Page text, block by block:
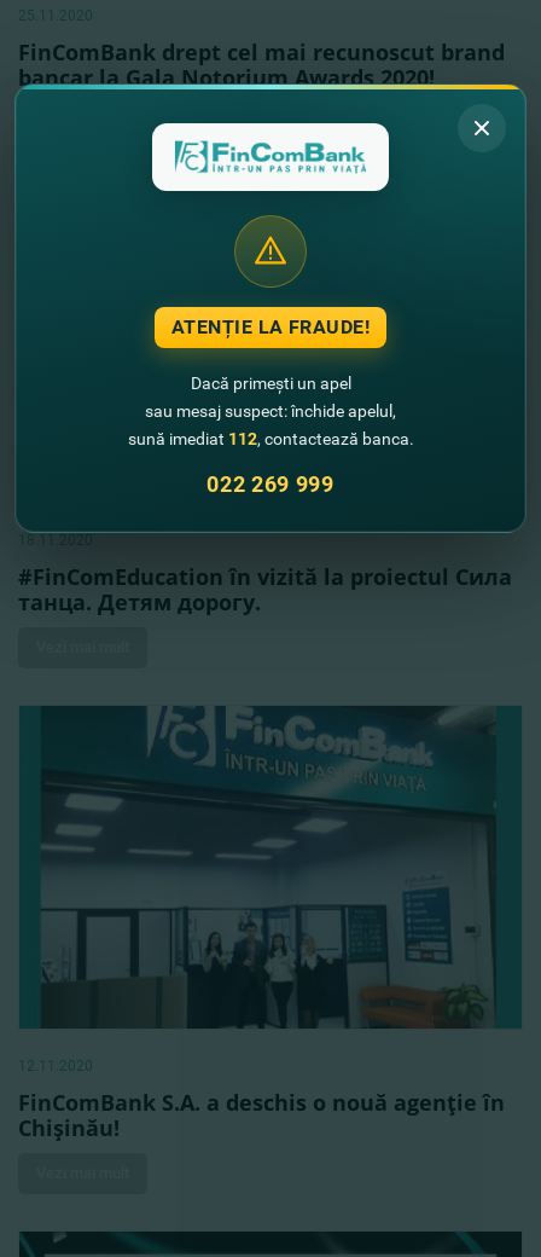
25.11.2020
FinComBank drept cel mai recunoscut brand
bancar la Gala Notorium Awards 2020!
18.11.2020
#FinComEducation în vizită la proiectul Сила
танца. Детям дорогу.
12.11.2020
FinComBank S.A. a deschis o nouă agenţie în
Chişinău!
ATENȚIE LA FRAUDE!
Dacă primești un apel
sau mesaj suspect: închide apelul,
sună imediat 112, contactează banca.
022 269 999